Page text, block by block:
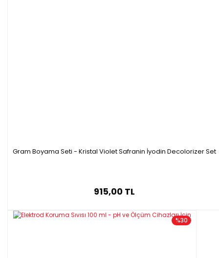
Gram Boyama Seti - Kristal Violet Safranin İyodin Decolorizer Set
915,00 TL
%30